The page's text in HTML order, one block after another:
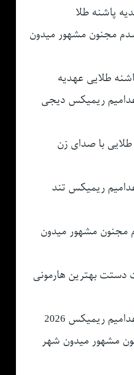
پاشنه طلا
مجنون مشهور میدون
طلایی عهدیه
ریمیکس دیجی
طلایی با صدای زن
ریمیکس تند
مجنون مشهور میدون
دستت بهترین هارمونی
ریمیکس 2026
مشهور میدون شهر